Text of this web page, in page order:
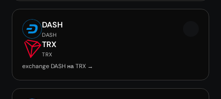
DASH
DASH
TRX
TRX
exchange DASH на TRX →